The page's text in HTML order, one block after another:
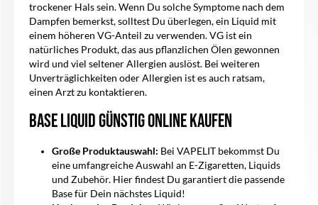
trockener Hals sein. Wenn Du solche Symptome nach dem
Dampfen bemerkst, solltest Du überlegen, ein Liquid mit
einem höheren VG-Anteil zu verwenden. VG ist ein
natürliches Produkt, das aus pflanzlichen Ölen gewonnen
wird und viel seltener Allergien auslöst. Bei weiteren
Unverträglichkeiten oder Allergien ist es auch ratsam,
einen Arzt zu kontaktieren.
Base Liquid günstig online kaufen
Große Produktauswahl: Bei VAPELIT bekommst Du
eine umfangreiche Auswahl an E-Zigaretten, Liquids
und Zubehör. Hier findest Du garantiert die passende
Base für Dein nächstes Liquid!